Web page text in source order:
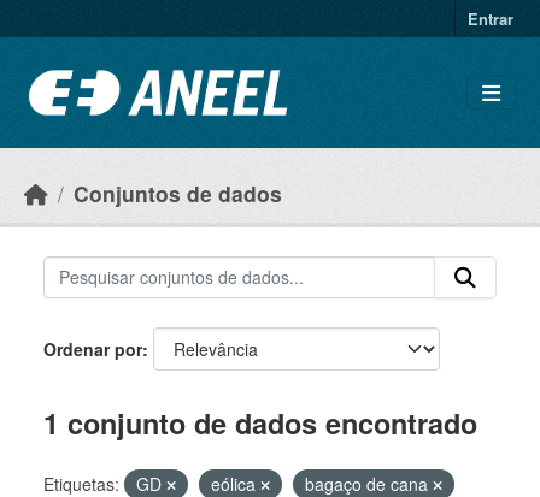
Entrar
Conjuntos de dados
Ordenar por
1 conjunto de dados encontrado
Etiquetas: GD eólica
bagaço de cana